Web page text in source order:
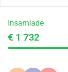
Insamlade
€ 1 732